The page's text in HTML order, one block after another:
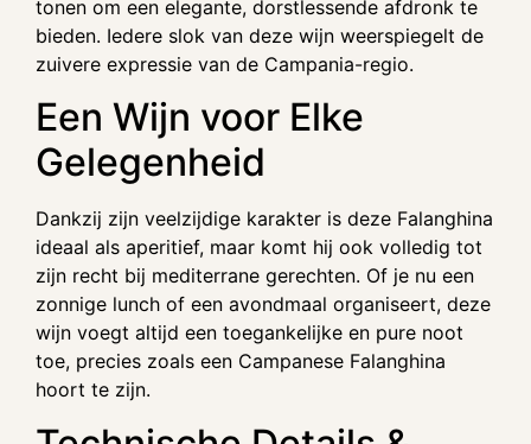
tonen om een elegante, dorstlessende afdronk te
bieden. Iedere slok van deze wijn weerspiegelt de
zuivere expressie van de Campania-regio.
Een Wijn voor Elke
Gelegenheid
Dankzij zijn veelzijdige karakter is deze Falanghina
ideaal als aperitief, maar komt hij ook volledig tot
zijn recht bij mediterrane gerechten. Of je nu een
zonnige lunch of een avondmaal organiseert, deze
wijn voegt altijd een toegankelijke en pure noot
toe, precies zoals een Campanese Falanghina
hoort te zijn.